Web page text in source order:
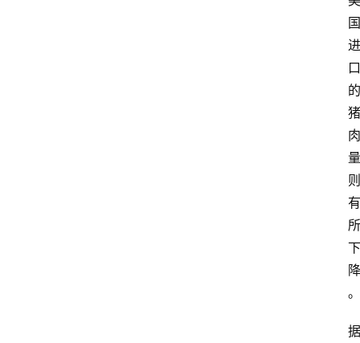
国
进
口
的
猪
肉
量
则
有
所
下
降
。
据